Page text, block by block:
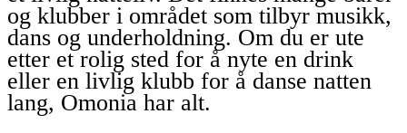
og klubber i området som tilbyr musikk,
dans og underholdning. Om du er ute
etter et rolig sted for å nyte en drink
eller en livlig klubb for å danse natten
lang, Omonia har alt.